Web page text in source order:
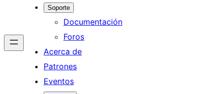
Soporte
Documentación
Foros
Acerca de
Patrones
Eventos